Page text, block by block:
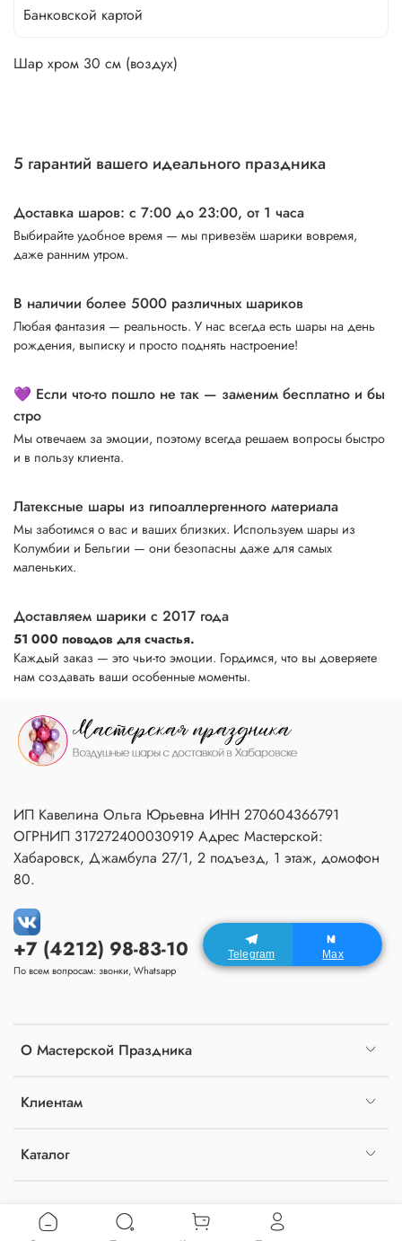
Банковской картой
Шар хром 30 см (воздух)
5 гарантий вашего идеального праздника
Доставка шаров: с 7:00 до 23:00, от 1 часа
Выбирайте удобное время — мы привезём шарики вовремя,
даже ранним утром.
В наличии более 5000 различных шариков
Любая фантазия — реальность. У нас всегда есть шары на день
рождения, выписку и просто поднять настроение!
💜 Если что-то пошло не так — заменим бесплатно и бы
стро
Мы отвечаем за эмоции, поэтому всегда решаем вопросы быстро
и в пользу клиента.
Латексные шары из гипоаллергенного материала
Мы заботимся о вас и ваших близких. Используем шары из
Колумбии и Бельгии — они безопасны даже для самых
маленьких.
Доставляем шарики с 2017 года
51 000 поводов для счастья.
Каждый заказ — это чьи-то эмоции. Гордимся, что вы доверяете
нам создавать ваши особенные моменты.
О Мастерской Праздника
Клиентам
Каталог
+7 (4212) 98-83-10
По всем вопросам: звонки, Whatsapp
ИП Кавелина Ольга Юрьевна ИНН 270604366791
ОГРНИП 317272400030919 Адрес Мастерской:
Хабаровск, Джамбула 27/1, 2 подъезд, 1 этаж, домофон
80.
Telegram Max